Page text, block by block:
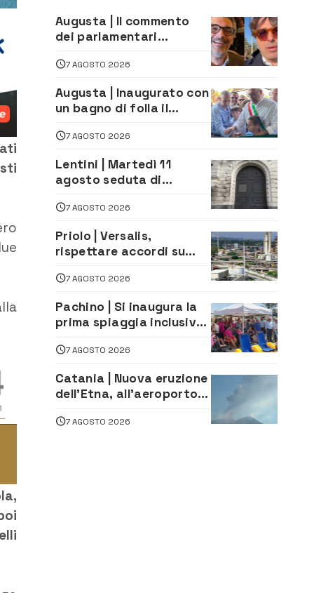
Augusta | Il commento
dei parlamentari
firma del contatto per il
depuratore
7 AGOSTO 2026
Augusta | Inaugurato con
un bagno di folla il
Moro
7 AGOSTO 2026
Lentini | Martedì 11
agosto seduta di
7 AGOSTO 2026
Priolo | Versalis,
rispettare accordi su
lavoro. Il sindaco scrive
alla società
7 AGOSTO 2026
Pachino | Si inaugura la
prima spiaggia inclusiva
assistenza e prevenzione
aperte a tutti
7 AGOSTO 2026
Catania | Nuova eruzione
dell’Etna, all’aeroporto
dirottati
7 AGOSTO 2026